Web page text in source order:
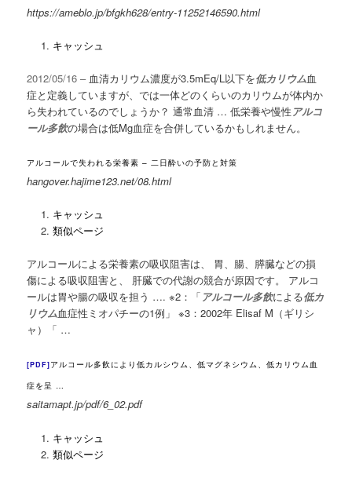
https://ameblo.jp/bfgkh628/entry-11252146590.html
キャッシュ
2012/05/16 – 血清カリウム濃度が3.5mEq/L以下を低カリウム血
症と定義していますが、では一体どのくらいのカリウムが体内か
ら失われているのでしょうか？ 通常血清 … 低栄養や慢性アルコ
ール多飲の場合は低Mg血症を合併しているかもしれません。
アルコールで失われる栄養素 – 二日酔いの予防と対策
hangover.hajime123.net/08.html
キャッシュ
類似ページ
アルコールによる栄養素の吸収阻害は、 胃、腸、膵臓などの損
傷による吸収阻害と、 肝臓での代謝の競合が原因です。 アルコ
ールは胃や腸の吸収を担う …. ※2：「アルコール多飲による低カ
リウム血症性ミオパチーの1例」 ※3：2002年 Elisaf M（ギリシ
ャ）「 …
[PDF]アルコール多飲により低カルシウム、低マグネシウム、低カリウム血
症を呈 …
saitamapt.jp/pdf/6_02.pdf
キャッシュ
類似ページ